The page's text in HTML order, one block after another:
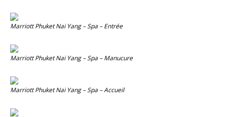
Marriott Phuket Nai Yang – Spa – Entrée
Marriott Phuket Nai Yang – Spa – Manucure
Marriott Phuket Nai Yang – Spa – Accueil